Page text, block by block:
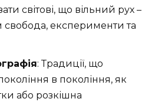
світові, що вільний рух –
свобода, експерименти та
: Традиції, що
в покоління, як
або розкішна